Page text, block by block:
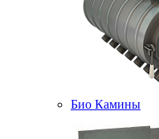
Био Камины